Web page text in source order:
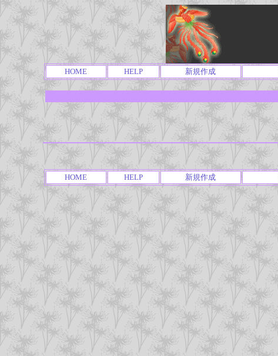
HOME HELP 新規作成
HOME HELP 新規作成